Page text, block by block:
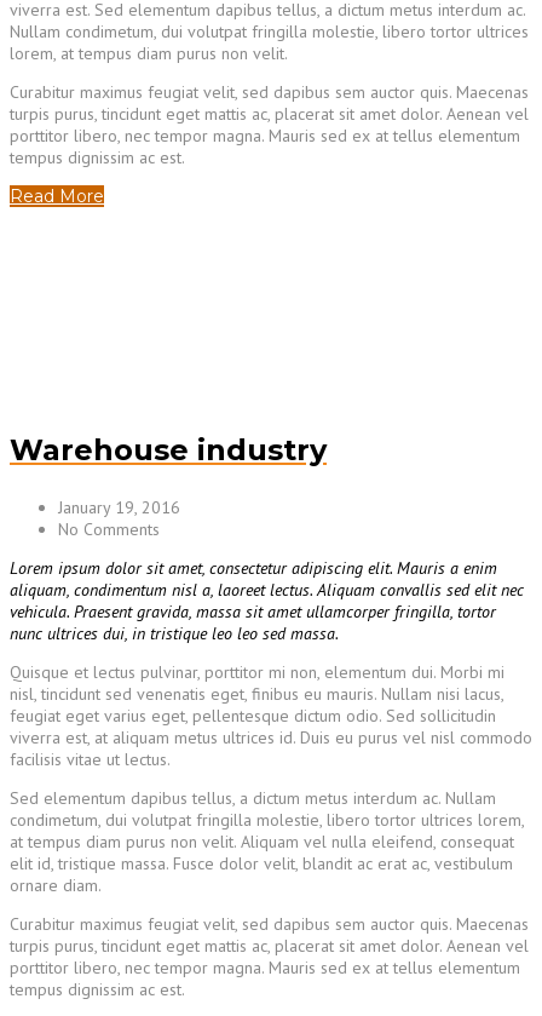
viverra est. Sed elementum dapibus tellus, a dictum metus interdum ac.
Nullam condimetum, dui volutpat fringilla molestie, libero tortor ultrices
lorem, at tempus diam purus non velit.
Curabitur maximus feugiat velit, sed dapibus sem auctor quis. Maecenas
turpis purus, tincidunt eget mattis ac, placerat sit amet dolor. Aenean vel
porttitor libero, nec tempor magna. Mauris sed ex at tellus elementum
tempus dignissim ac est.
Read More
Warehouse industry
January 19, 2016
No Comments
Lorem ipsum dolor sit amet, consectetur adipiscing elit. Mauris a enim
aliquam, condimentum nisl a, laoreet lectus. Aliquam convallis sed elit nec
vehicula. Praesent gravida, massa sit amet ullamcorper fringilla, tortor
nunc ultrices dui, in tristique leo leo sed massa.
Quisque et lectus pulvinar, porttitor mi non, elementum dui. Morbi mi
nisl, tincidunt sed venenatis eget, finibus eu mauris. Nullam nisi lacus,
feugiat eget varius eget, pellentesque dictum odio. Sed sollicitudin
viverra est, at aliquam metus ultrices id. Duis eu purus vel nisl commodo
facilisis vitae ut lectus.
Sed elementum dapibus tellus, a dictum metus interdum ac. Nullam
condimetum, dui volutpat fringilla molestie, libero tortor ultrices lorem,
at tempus diam purus non velit. Aliquam vel nulla eleifend, consequat
elit id, tristique massa. Fusce dolor velit, blandit ac erat ac, vestibulum
ornare diam.
Curabitur maximus feugiat velit, sed dapibus sem auctor quis. Maecenas
turpis purus, tincidunt eget mattis ac, placerat sit amet dolor. Aenean vel
porttitor libero, nec tempor magna. Mauris sed ex at tellus elementum
tempus dignissim ac est.